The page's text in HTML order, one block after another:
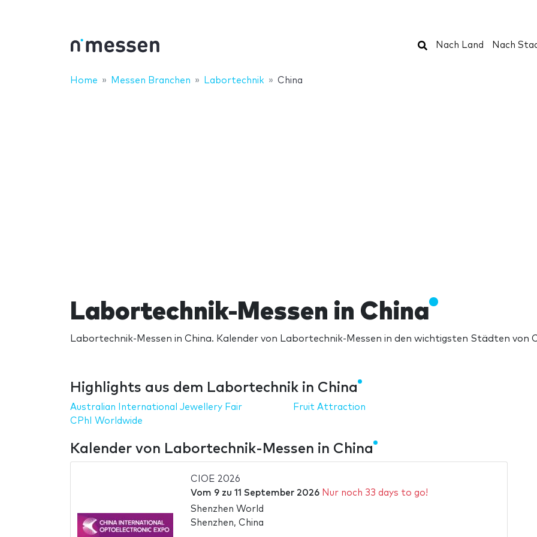
Suchen
Nach Land Nach
Home Messen Branchen Labortechnik China
Labortechnik-Messen in China
Labortechnik-Messen in China. Kalender von Labortechnik-Messen in den wichtigsten Städten von
Highlights aus dem Labortechnik in China
Australian International Jewellery Fair
CPhI Worldwide
Fruit Attraction
Kalender von Labortechnik-Messen in China
CIOE 2026
Vom 9zu 11 September 2026 Nur noch 33 days to go!
Shenzhen World
Shenzhen, China